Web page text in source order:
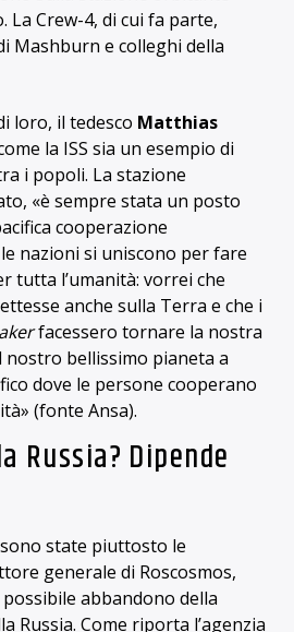
La Crew-4, di cui fa parte,
Mashburn e colleghi della
loro, il tedesco Matthias
la ISS sia un esempio di
i popoli. La stazione
«è sempre stata un posto
cooperazione
nazioni si uniscono per fare
tutta l’umanità: vorrei che
anche sulla Terra e che i
facessero tornare la nostra
nostro bellissimo pianeta a
dove le persone cooperano
(fonte Ansa).
Russia? Dipende
state piuttosto le
generale di Roscosmos,
possibile abbandono della
Russia. Come riporta l’agenzia